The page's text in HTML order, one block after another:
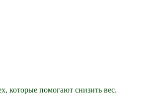
которые помогают снизить вес.